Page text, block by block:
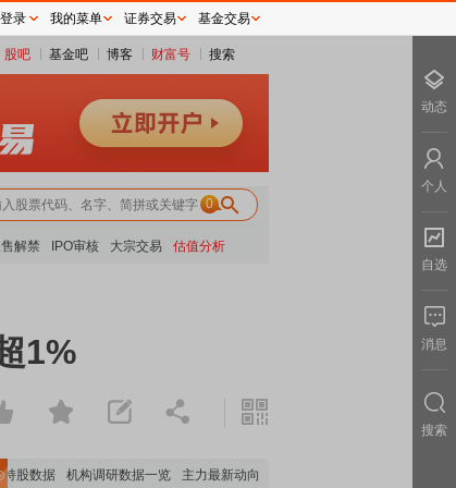
股吧 基金吧 博客 财富号 搜索
0
售解禁 IPO审核 大宗交易 估值分析
1%
股数据 机构调研数据一览 主力最新动向 上市公司限售股解禁一览
登录 我的菜单 证券交易 基金交易
动态
个人
自选
消息
搜索